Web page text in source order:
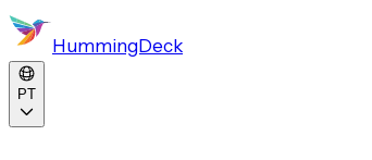
HummingDeck
PT